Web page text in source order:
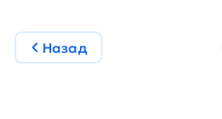
Назад